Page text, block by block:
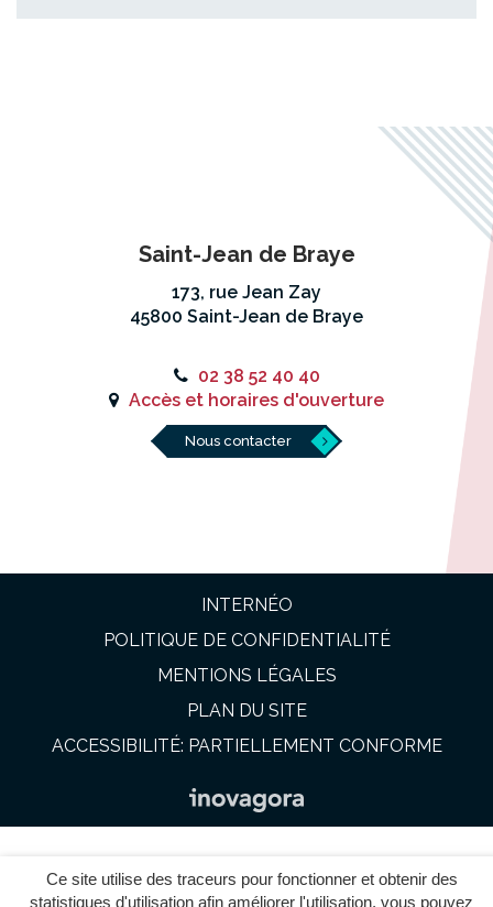
Ce site utilise des traceurs pour fonctionner et obtenir des
statistiques d'utilisation afin améliorer l'utilisation, vous pouvez
Saint-Jean de Braye
173, rue Jean Zay
45800 Saint-Jean de Braye
02 38 52 40 40
Accès et horaires d'ouverture
Nous contacter
INTERNÉO
POLITIQUE DE CONFIDENTIALITÉ
MENTIONS LÉGALES
PLAN DU SITE
ACCESSIBILITÉ: PARTIELLEMENT CONFORME